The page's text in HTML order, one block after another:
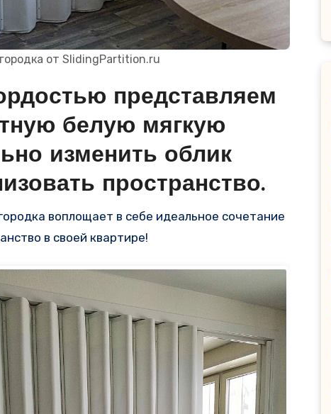
от SlidingPartition.ru
представляем
белую мягкую
изменить облик
пространство.
в своей квартире!